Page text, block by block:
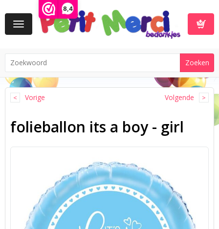
8,4
Toggle
navigation
Vorige Volgende
folieballon its a boy - girl